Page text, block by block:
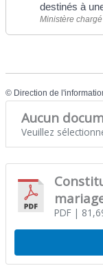
destinés à
Ministère
© Direction de
Aucun
Veuillez
PDF|